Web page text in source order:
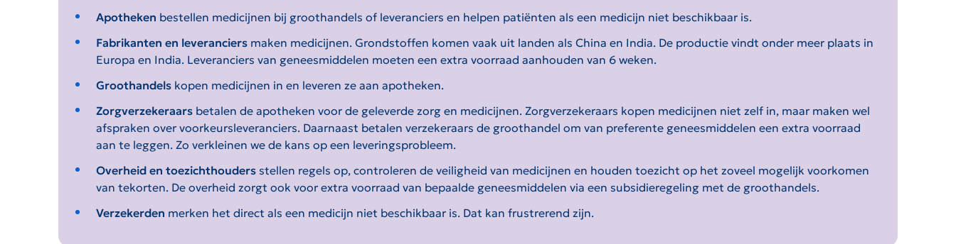
Apotheken bestellen medicijnen bij groothandels of leveranciers en helpen patiënten als een medicijn niet beschikbaar is.
Fabrikanten en leveranciersmaken medicijnen. Grondstoffen komen vaak uit landen als China en India. De productie vindt onder meer plaats in
Europa en India. Leveranciers van geneesmiddelen moeten een extra voorraad aanhouden van 6 weken.
Groothandels kopen medicijnen in en leveren ze aan apotheken.
Zorgverzekeraars betalen de apotheken voor de geleverde zorg en medicijnen. Zorgverzekeraars kopen medicijnen niet zelf in, maar maken wel
afspraken over voorkeursleveranciers. Daarnaast betalen verzekeraars de groothandel om van preferente geneesmiddelen een extra voorraad
aan te leggen. Zo verkleinen we de kans op een leveringsprobleem.
Overheid en toezichthoudersstellen regels op, controleren de veiligheid van medicijnen en houden toezicht op het zoveel mogelijk voorkomen
van tekorten. De overheid zorgt ook voor extra voorraad van bepaalde geneesmiddelen via een subsidieregeling met de groothandels.
Verzekerden merken het direct als een medicijn niet beschikbaar is. Dat kan frustrerend zijn.